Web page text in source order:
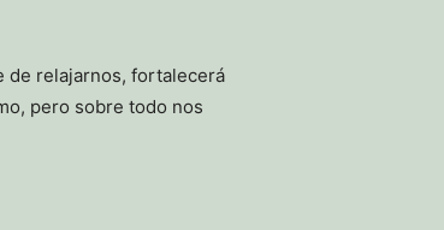
de relajarnos, fortalecerá
pero sobre todo nos